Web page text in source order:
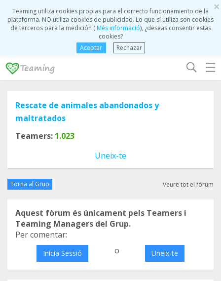
×
Teaming utiliza cookies propias para el correcto funcionamiento de la
plataforma. NO utiliza cookies de publicidad. Lo que sí utiliza son cookies
de terceros para la medición (Més informació), ¿deseas consentir estas
cookies?
Aceptar
Rechazar
☰
Rescate de animales abandonados y
maltratados
Teamers: 1.023
Uneix-te
Torna al Grup Veure tot el fòrum
Aquest fòrum és únicament pels Teamers i
Teaming Managers del Grup.
Per comentar:
Inicia Sessió o Uneix-te